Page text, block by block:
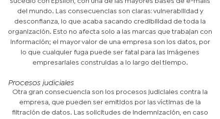
del mundo. Las consecuencias son claras: vulnerabilidad y
desconfianza, lo que acaba sacando credibilidad de toda la
organización. Esto no afecta solo a las marcas que trabajan con
información; el mayor valor de una empresa son los datos, por
lo que cualquier fuga puede ser fatal para las imágenes
empresariales construidas a lo largo del tiempo.
Procesos judiciales
Otra gran consecuencia son los procesos judiciales contra la
empresa, que pueden ser emitidos por las víctimas de la
filtración de datos. Las solicitudes de indemnización, en caso